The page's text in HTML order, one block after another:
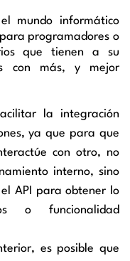
mundo informático
programadores o
que tienen a su
con más, y mejor
la integración
ya que para que
con otro, no
interno, sino
API para obtener lo
o funcionalidad
es posible que